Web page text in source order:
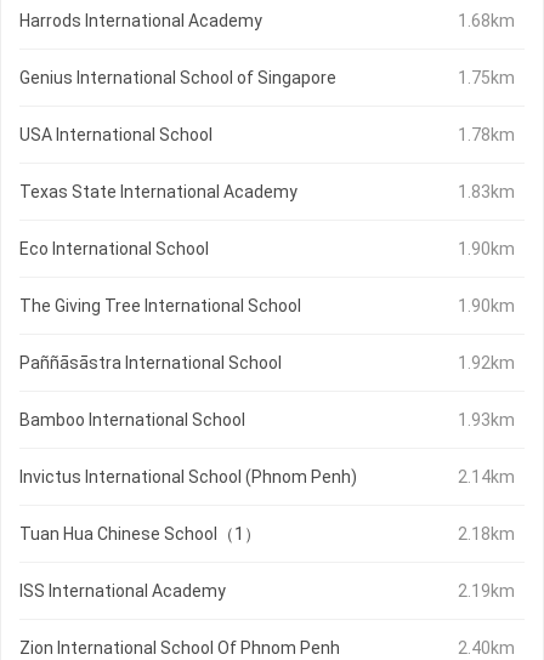
Harrods International Academy 1.68km
Genius International School of Singapore 1.75km
USA International School 1.78km
Texas State International Academy 1.83km
Eco International School 1.90km
The Giving Tree International School 1.90km
Paññāsāstra International School 1.92km
Bamboo International School 1.93km
Invictus International School (Phnom Penh) 2.14km
Tuan Hua Chinese School（1） 2.18km
ISS International Academy 2.19km
Zion International School Of Phnom Penh 2.40km